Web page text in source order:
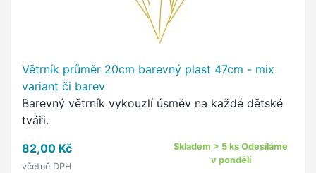
Větrník průměr 20cm barevný plast 47cm - mix
variant či barev
Barevný větrník vykouzlí úsměv na každé dětské
tváři.
82,00 Kč
včetně DPH
Skladem > 5 ks Odesíláme
v pondělí